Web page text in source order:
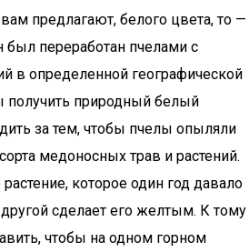
предлагают, белого цвета, то —
был переработан пчелами с
в определенной географической
получить природный белый
за тем, чтобы пчелы опыляли
медоносных трав и растений.
растение, которое один год давало
сделает его желтым. К тому
чтобы на одном горном